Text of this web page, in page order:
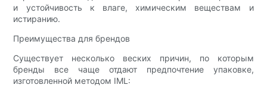
и устойчивость к влаге, химическим веществам и
истиранию.
Преимущества для брендов
Существует несколько веских причин, по которым
бренды все чаще отдают предпочтение упаковке,
изготовленной методом IML: